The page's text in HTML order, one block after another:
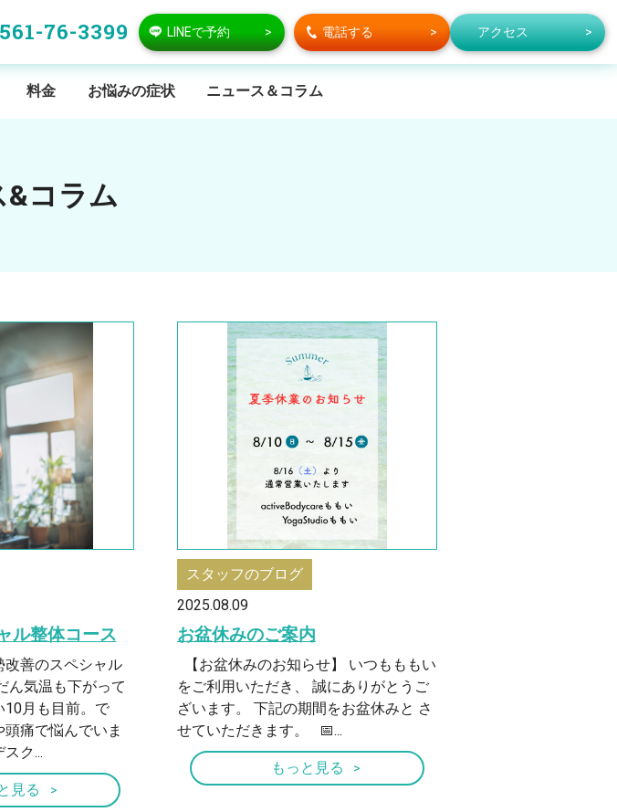
76-3399 LINEで予約 電話する アクセス
料金 お悩みの症状 ニュース＆コラム
&コラム
ル整体コース
善のスペシャル
ん気温も下がって
10月も目前。で
痛で悩んでいま
ク...
見る
スタッフのブログ
2025.08.09
お盆休みのご案内
【お盆休みのお知らせ】 いつもももい
をご利用いただき、 誠にありがとうご
ざいます。 下記の期間をお盆休みと さ
せていただきます。 📅...
もっと見る